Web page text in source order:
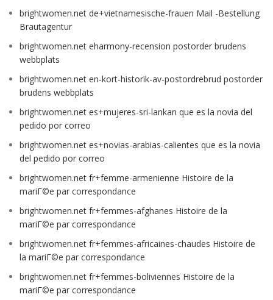
brightwomen.net de+vietnamesische-frauen Mail -Bestellung
Brautagentur
brightwomen.net eharmony-recension postorder brudens
webbplats
brightwomen.net en-kort-historik-av-postordrebrud postorder
brudens webbplats
brightwomen.net es+mujeres-sri-lankan que es la novia del
pedido por correo
brightwomen.net es+novias-arabias-calientes que es la novia
del pedido por correo
brightwomen.net fr+femme-armenienne Histoire de la
mariГ©e par correspondance
brightwomen.net fr+femmes-afghanes Histoire de la
mariГ©e par correspondance
brightwomen.net fr+femmes-africaines-chaudes Histoire de
la mariГ©e par correspondance
brightwomen.net fr+femmes-boliviennes Histoire de la
mariГ©e par correspondance